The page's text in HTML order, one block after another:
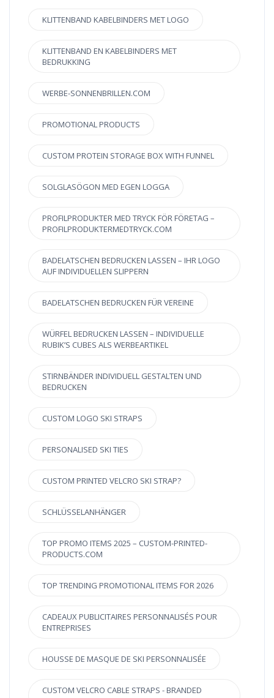
KLITTENBAND KABELBINDERS MET LOGO
KLITTENBAND EN KABELBINDERS MET
BEDRUKKING
WERBE-SONNENBRILLEN.COM
PROMOTIONAL PRODUCTS
CUSTOM PROTEIN STORAGE BOX WITH FUNNEL
SOLGLASÖGON MED EGEN LOGGA
PROFILPRODUKTER MED TRYCK FÖR FÖRETAG –
PROFILPRODUKTERMEDTRYCK.COM
BADELATSCHEN BEDRUCKEN LASSEN – IHR LOGO
AUF INDIVIDUELLEN SLIPPERN
BADELATSCHEN BEDRUCKEN FÜR VEREINE
WÜRFEL BEDRUCKEN LASSEN – INDIVIDUELLE
RUBIK’S CUBES ALS WERBEARTIKEL
STIRNBÄNDER INDIVIDUELL GESTALTEN UND
BEDRUCKEN
CUSTOM LOGO SKI STRAPS
PERSONALISED SKI TIES
CUSTOM PRINTED VELCRO SKI STRAP?
SCHLÜSSELANHÄNGER
TOP PROMO ITEMS 2025 – CUSTOM-PRINTED-
PRODUCTS.COM
TOP TRENDING PROMOTIONAL ITEMS FOR 2026
CADEAUX PUBLICITAIRES PERSONNALISÉS POUR
ENTREPRISES
HOUSSE DE MASQUE DE SKI PERSONNALISÉE
CUSTOM VELCRO CABLE STRAPS - BRANDED